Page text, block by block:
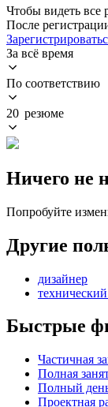
Чтобы видеть все
После
За всё время
По соответствию
20 резюме
Ничего не
Попробуйте
Другие
дизайнер
Быстрые
Частичная
Полная
Полный
Проектная